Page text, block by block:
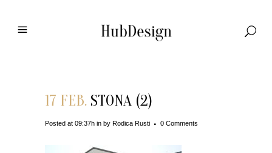
17 FEB. STONA (2)
Posted at 09:37h in by Rodica Rusti 0 Comments